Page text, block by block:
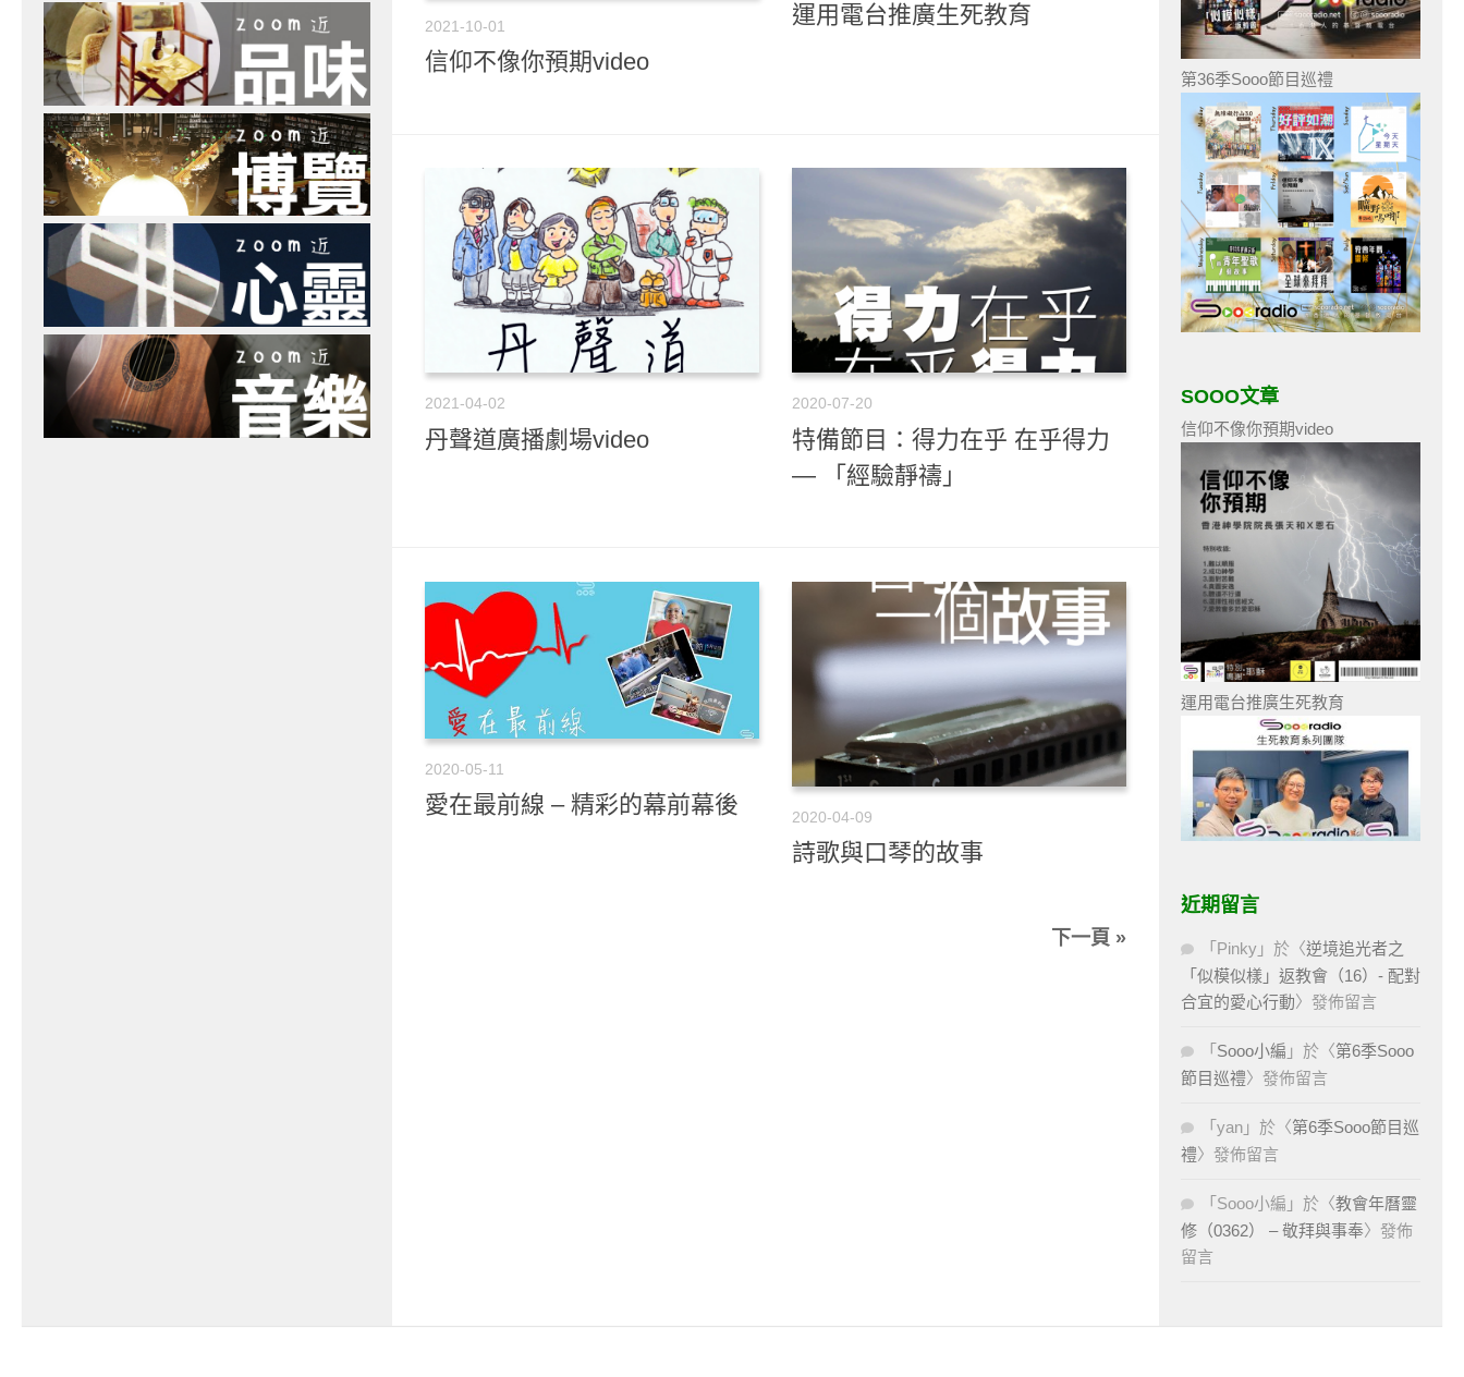
2021-10-01
信仰不像你預期video
運用電台推廣生死教育
2021-04-02
丹聲道廣播劇場video
2020-07-20
特備節目：得力在乎 在乎得力
— 「經驗靜禱」
2020-05-11
愛在最前線 – 精彩的幕前幕後 2020-04-09
詩歌與口琴的故事
下一頁 »
第36季Sooo節目巡禮
SOOO文章
信仰不像你預期video
運用電台推廣生死教育
近期留言
「 Pinky 」於〈逆境追光者之
「似模似樣」返教會（16）- 配對
合宜的愛心行動〉發佈留言
「 Sooo小編 」於〈第6季Sooo
節目巡禮〉發佈留言
「 yan 」於〈第6季Sooo節目巡
禮〉發佈留言
「 Sooo小編 」於〈教會年曆靈
修（0362） – 敬拜與事奉〉發佈
留言